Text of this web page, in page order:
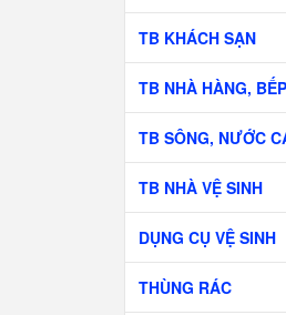
TB KHÁCH SẠN
TB NHÀ HÀNG, BẾP
TB SÔNG, NƯỚC
TB NHÀ VỆ SINH
DỤNG CỤ VỆ SINH
THÙNG RÁC